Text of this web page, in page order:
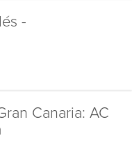
-
Canaria: AC